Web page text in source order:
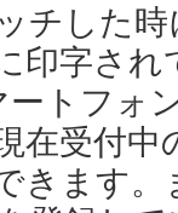
チした時
印字され
ートフォ
在受付中
きます。